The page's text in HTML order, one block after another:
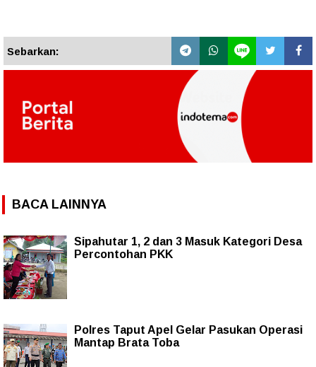
Sebarkan:
BACA LAINNYA
Sipahutar 1, 2 dan 3 Masuk Kategori Desa
Percontohan PKK
Polres Taput Apel Gelar Pasukan Operasi
Mantap Brata Toba